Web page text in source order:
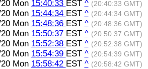
Mon 15:40:33 EST ^ (20:40:33 GMT)
Mon 15:44:34 EST ^ (20:44:34 GMT)
Mon 15:48:36 EST ^ (20:48:36 GMT)
Mon 15:50:37 EST ^ (20:50:37 GMT)
Mon 15:52:38 EST ^ (20:52:38 GMT)
Mon 15:54:39 EST ^ (20:54:39 GMT)
Mon 15:58:42 EST ^ (20:58:42 GMT)